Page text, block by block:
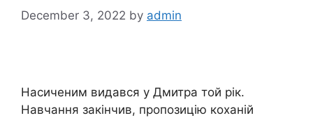
December 3, 2022 by admin
Насиченим видався у Дмитра той рік.
Навчання закінчив, пропозицію коханій